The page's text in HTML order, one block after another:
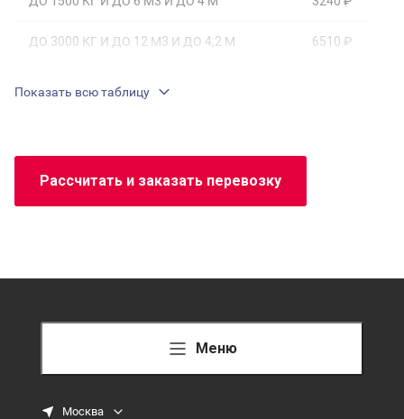
ДО 3000 КГ И ДО 12 М3 И ДО 4,2 М 6510 ₽
Показать всю таблицу
Рассчитать и заказать перевозку
Меню
Москва